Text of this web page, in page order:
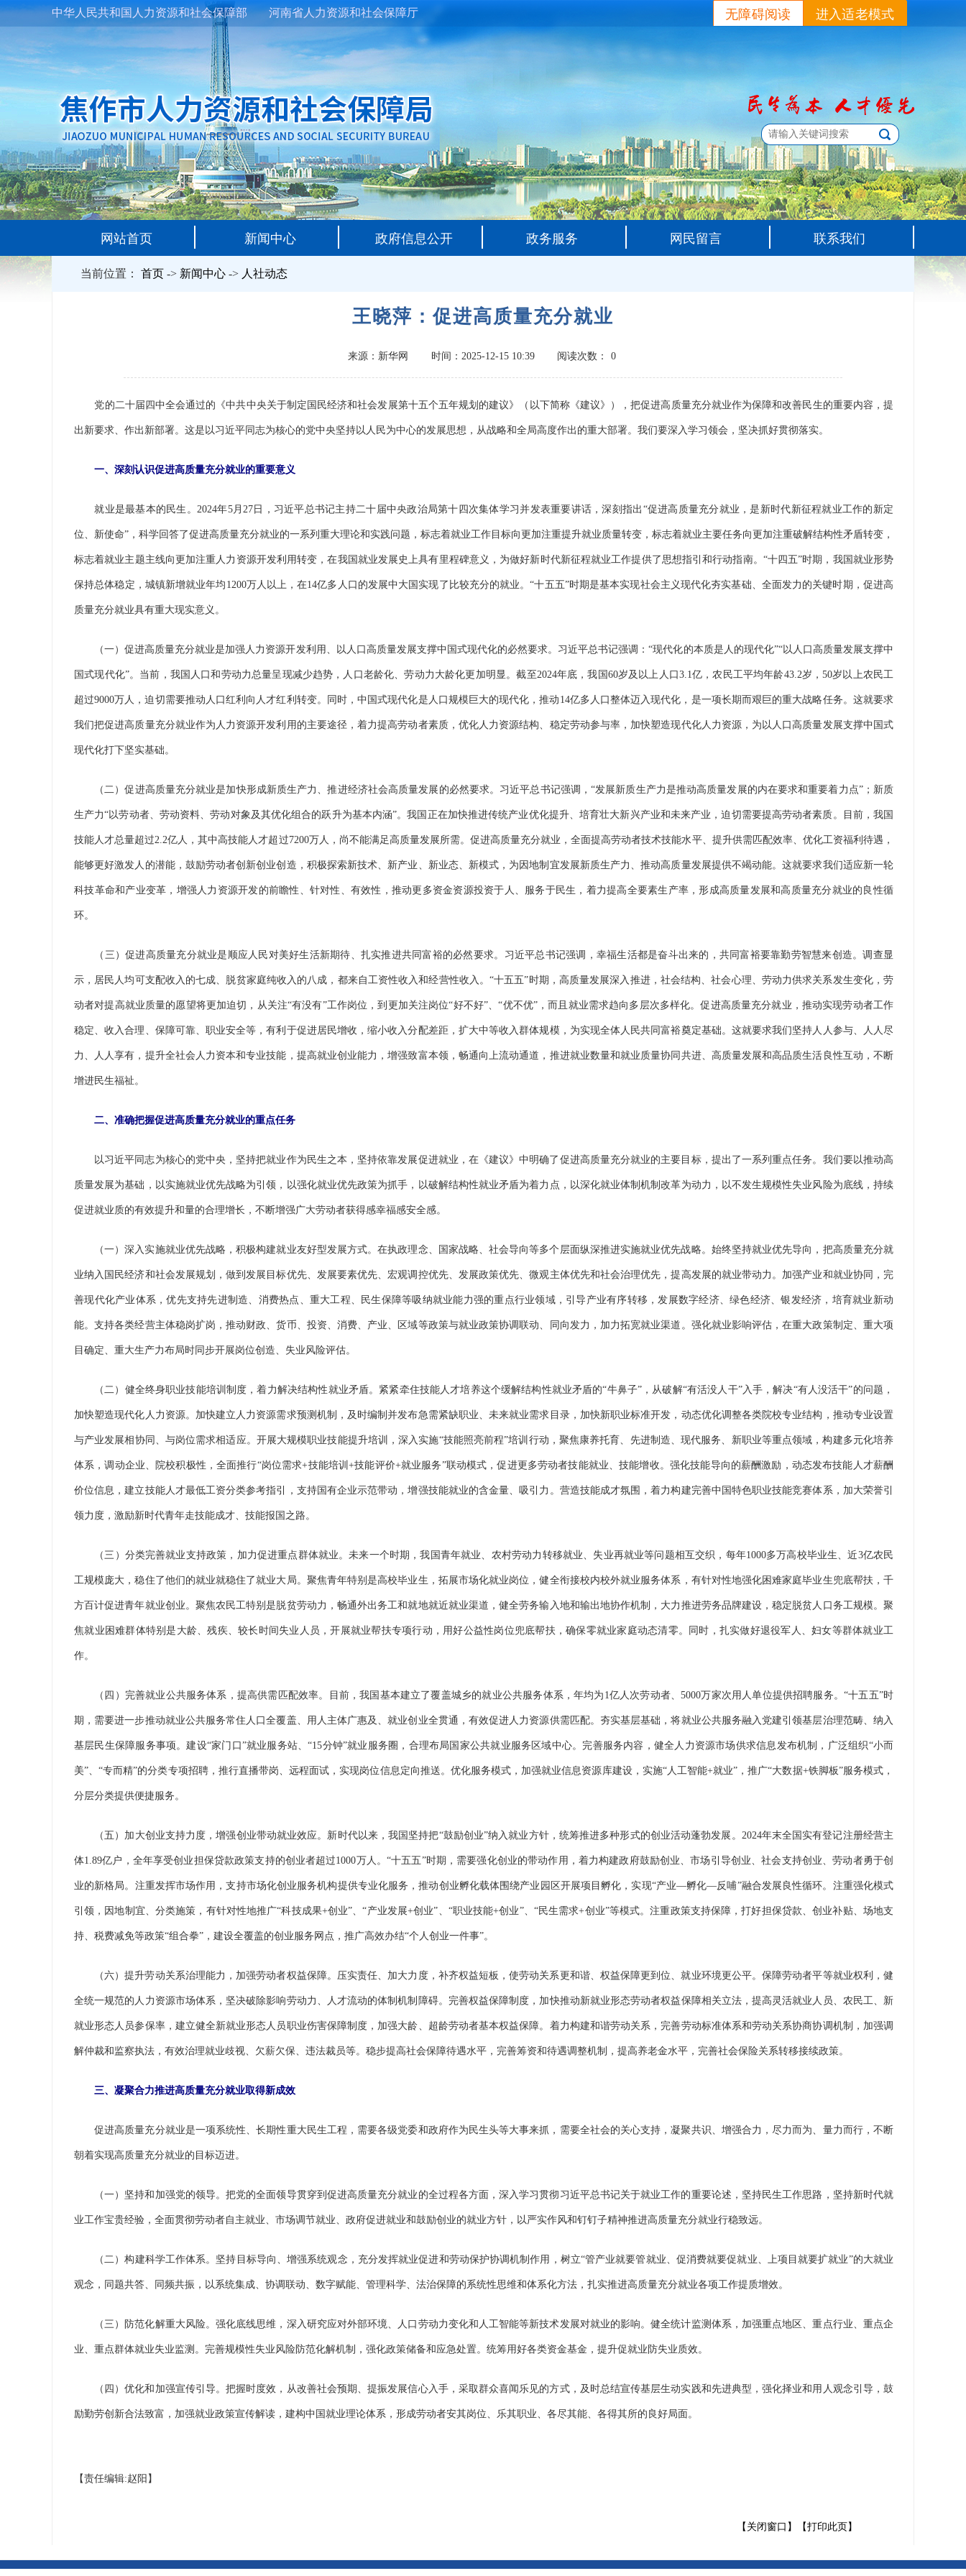
中华人民共和国人力资源和社会保障部 河南省人力资源和社会保障厅 无障碍阅读 进入适老模式
网站首页 新闻中心 政府信息公开 政务服务 网民留言 联系我们
当前位置： 首页 -> 新闻中心 -> 人社动态
王晓萍：促进高质量充分就业
来源：新华网 时间：2025-12-15 10:39 阅读次数： 0
党的二十届四中全会通过的《中共中央关于制定国民经济和社会发展第十五个五年规划的建议》（以下简称《建议》），把促进高质量充分就业作为保障和改善民生的重要内容，提
出新要求、作出新部署。这是以习近平同志为核心的党中央坚持以人民为中心的发展思想，从战略和全局高度作出的重大部署。我们要深入学习领会，坚决抓好贯彻落实。
一、深刻认识促进高质量充分就业的重要意义
就业是最基本的民生。2024年5月27日，习近平总书记主持二十届中央政治局第十四次集体学习并发表重要讲话，深刻指出“促进高质量充分就业，是新时代新征程就业工作的新定
位、新使命”，科学回答了促进高质量充分就业的一系列重大理论和实践问题，标志着就业工作目标向更加注重提升就业质量转变，标志着就业主要任务向更加注重破解结构性矛盾转变，
标志着就业主题主线向更加注重人力资源开发利用转变，在我国就业发展史上具有里程碑意义，为做好新时代新征程就业工作提供了思想指引和行动指南。“十四五”时期，我国就业形势
保持总体稳定，城镇新增就业年均1200万人以上，在14亿多人口的发展中大国实现了比较充分的就业。“十五五”时期是基本实现社会主义现代化夯实基础、全面发力的关键时期，促进高
质量充分就业具有重大现实意义。
（一）促进高质量充分就业是加强人力资源开发利用、以人口高质量发展支撑中国式现代化的必然要求。习近平总书记强调：“现代化的本质是人的现代化”“以人口高质量发展支撑中
国式现代化”。当前，我国人口和劳动力总量呈现减少趋势，人口老龄化、劳动力大龄化更加明显。截至2024年底，我国60岁及以上人口3.1亿，农民工平均年龄43.2岁，50岁以上农民工
超过9000万人，迫切需要推动人口红利向人才红利转变。同时，中国式现代化是人口规模巨大的现代化，推动14亿多人口整体迈入现代化，是一项长期而艰巨的重大战略任务。这就要求
我们把促进高质量充分就业作为人力资源开发利用的主要途径，着力提高劳动者素质，优化人力资源结构、稳定劳动参与率，加快塑造现代化人力资源，为以人口高质量发展支撑中国式
现代化打下坚实基础。
（二）促进高质量充分就业是加快形成新质生产力、推进经济社会高质量发展的必然要求。习近平总书记强调，“发展新质生产力是推动高质量发展的内在要求和重要着力点”；新质
生产力“以劳动者、劳动资料、劳动对象及其优化组合的跃升为基本内涵”。我国正在加快推进传统产业优化提升、培育壮大新兴产业和未来产业，迫切需要提高劳动者素质。目前，我国
技能人才总量超过2.2亿人，其中高技能人才超过7200万人，尚不能满足高质量发展所需。促进高质量充分就业，全面提高劳动者技术技能水平、提升供需匹配效率、优化工资福利待遇，
能够更好激发人的潜能，鼓励劳动者创新创业创造，积极探索新技术、新产业、新业态、新模式，为因地制宜发展新质生产力、推动高质量发展提供不竭动能。这就要求我们适应新一轮
科技革命和产业变革，增强人力资源开发的前瞻性、针对性、有效性，推动更多资金资源投资于人、服务于民生，着力提高全要素生产率，形成高质量发展和高质量充分就业的良性循
环。
（三）促进高质量充分就业是顺应人民对美好生活新期待、扎实推进共同富裕的必然要求。习近平总书记强调，幸福生活都是奋斗出来的，共同富裕要靠勤劳智慧来创造。调查显
示，居民人均可支配收入的七成、脱贫家庭纯收入的八成，都来自工资性收入和经营性收入。“十五五”时期，高质量发展深入推进，社会结构、社会心理、劳动力供求关系发生变化，劳
动者对提高就业质量的愿望将更加迫切，从关注“有没有”工作岗位，到更加关注岗位“好不好”、“优不优”，而且就业需求趋向多层次多样化。促进高质量充分就业，推动实现劳动者工作
稳定、收入合理、保障可靠、职业安全等，有利于促进居民增收，缩小收入分配差距，扩大中等收入群体规模，为实现全体人民共同富裕奠定基础。这就要求我们坚持人人参与、人人尽
力、人人享有，提升全社会人力资本和专业技能，提高就业创业能力，增强致富本领，畅通向上流动通道，推进就业数量和就业质量协同共进、高质量发展和高品质生活良性互动，不断
增进民生福祉。
二、准确把握促进高质量充分就业的重点任务
以习近平同志为核心的党中央，坚持把就业作为民生之本，坚持依靠发展促进就业，在《建议》中明确了促进高质量充分就业的主要目标，提出了一系列重点任务。我们要以推动高
质量发展为基础，以实施就业优先战略为引领，以强化就业优先政策为抓手，以破解结构性就业矛盾为着力点，以深化就业体制机制改革为动力，以不发生规模性失业风险为底线，持续
促进就业质的有效提升和量的合理增长，不断增强广大劳动者获得感幸福感安全感。
（一）深入实施就业优先战略，积极构建就业友好型发展方式。在执政理念、国家战略、社会导向等多个层面纵深推进实施就业优先战略。始终坚持就业优先导向，把高质量充分就
业纳入国民经济和社会发展规划，做到发展目标优先、发展要素优先、宏观调控优先、发展政策优先、微观主体优先和社会治理优先，提高发展的就业带动力。加强产业和就业协同，完
善现代化产业体系，优先支持先进制造、消费热点、重大工程、民生保障等吸纳就业能力强的重点行业领域，引导产业有序转移，发展数字经济、绿色经济、银发经济，培育就业新动
能。支持各类经营主体稳岗扩岗，推动财政、货币、投资、消费、产业、区域等政策与就业政策协调联动、同向发力，加力拓宽就业渠道。强化就业影响评估，在重大政策制定、重大项
目确定、重大生产力布局时同步开展岗位创造、失业风险评估。
（二）健全终身职业技能培训制度，着力解决结构性就业矛盾。紧紧牵住技能人才培养这个缓解结构性就业矛盾的“牛鼻子”，从破解“有活没人干”入手，解决“有人没活干”的问题，
加快塑造现代化人力资源。加快建立人力资源需求预测机制，及时编制并发布急需紧缺职业、未来就业需求目录，加快新职业标准开发，动态优化调整各类院校专业结构，推动专业设置
与产业发展相协同、与岗位需求相适应。开展大规模职业技能提升培训，深入实施“技能照亮前程”培训行动，聚焦康养托育、先进制造、现代服务、新职业等重点领域，构建多元化培养
体系，调动企业、院校积极性，全面推行“岗位需求+技能培训+技能评价+就业服务”联动模式，促进更多劳动者技能就业、技能增收。强化技能导向的薪酬激励，动态发布技能人才薪酬
价位信息，建立技能人才最低工资分类参考指引，支持国有企业示范带动，增强技能就业的含金量、吸引力。营造技能成才氛围，着力构建完善中国特色职业技能竞赛体系，加大荣誉引
领力度，激励新时代青年走技能成才、技能报国之路。
（三）分类完善就业支持政策，加力促进重点群体就业。未来一个时期，我国青年就业、农村劳动力转移就业、失业再就业等问题相互交织，每年1000多万高校毕业生、近3亿农民
工规模庞大，稳住了他们的就业就稳住了就业大局。聚焦青年特别是高校毕业生，拓展市场化就业岗位，健全衔接校内校外就业服务体系，有针对性地强化困难家庭毕业生兜底帮扶，千
方百计促进青年就业创业。聚焦农民工特别是脱贫劳动力，畅通外出务工和就地就近就业渠道，健全劳务输入地和输出地协作机制，大力推进劳务品牌建设，稳定脱贫人口务工规模。聚
焦就业困难群体特别是大龄、残疾、较长时间失业人员，开展就业帮扶专项行动，用好公益性岗位兜底帮扶，确保零就业家庭动态清零。同时，扎实做好退役军人、妇女等群体就业工
作。
（四）完善就业公共服务体系，提高供需匹配效率。目前，我国基本建立了覆盖城乡的就业公共服务体系，年均为1亿人次劳动者、5000万家次用人单位提供招聘服务。“十五五”时
期，需要进一步推动就业公共服务常住人口全覆盖、用人主体广惠及、就业创业全贯通，有效促进人力资源供需匹配。夯实基层基础，将就业公共服务融入党建引领基层治理范畴、纳入
基层民生保障服务事项。建设“家门口”就业服务站、“15分钟”就业服务圈，合理布局国家公共就业服务区域中心。完善服务内容，健全人力资源市场供求信息发布机制，广泛组织“小而
美”、“专而精”的分类专项招聘，推行直播带岗、远程面试，实现岗位信息定向推送。优化服务模式，加强就业信息资源库建设，实施“人工智能+就业”，推广“大数据+铁脚板”服务模式，
分层分类提供便捷服务。
（五）加大创业支持力度，增强创业带动就业效应。新时代以来，我国坚持把“鼓励创业”纳入就业方针，统筹推进多种形式的创业活动蓬勃发展。2024年末全国实有登记注册经营主
体1.89亿户，全年享受创业担保贷款政策支持的创业者超过1000万人。“十五五”时期，需要强化创业的带动作用，着力构建政府鼓励创业、市场引导创业、社会支持创业、劳动者勇于创
业的新格局。注重发挥市场作用，支持市场化创业服务机构提供专业化服务，推动创业孵化载体围绕产业园区开展项目孵化，实现“产业—孵化—反哺”融合发展良性循环。注重强化模式
引领，因地制宜、分类施策，有针对性地推广“科技成果+创业”、“产业发展+创业”、“职业技能+创业”、“民生需求+创业”等模式。注重政策支持保障，打好担保贷款、创业补贴、场地支
持、税费减免等政策“组合拳”，建设全覆盖的创业服务网点，推广高效办结“个人创业一件事”。
（六）提升劳动关系治理能力，加强劳动者权益保障。压实责任、加大力度，补齐权益短板，使劳动关系更和谐、权益保障更到位、就业环境更公平。保障劳动者平等就业权利，健
全统一规范的人力资源市场体系，坚决破除影响劳动力、人才流动的体制机制障碍。完善权益保障制度，加快推动新就业形态劳动者权益保障相关立法，提高灵活就业人员、农民工、新
就业形态人员参保率，建立健全新就业形态人员职业伤害保障制度，加强大龄、超龄劳动者基本权益保障。着力构建和谐劳动关系，完善劳动标准体系和劳动关系协商协调机制，加强调
解仲裁和监察执法，有效治理就业歧视、欠薪欠保、违法裁员等。稳步提高社会保障待遇水平，完善筹资和待遇调整机制，提高养老金水平，完善社会保险关系转移接续政策。
三、凝聚合力推进高质量充分就业取得新成效
促进高质量充分就业是一项系统性、长期性重大民生工程，需要各级党委和政府作为民生头等大事来抓，需要全社会的关心支持，凝聚共识、增强合力，尽力而为、量力而行，不断
朝着实现高质量充分就业的目标迈进。
（一）坚持和加强党的领导。把党的全面领导贯穿到促进高质量充分就业的全过程各方面，深入学习贯彻习近平总书记关于就业工作的重要论述，坚持民生工作思路，坚持新时代就
业工作宝贵经验，全面贯彻劳动者自主就业、市场调节就业、政府促进就业和鼓励创业的就业方针，以严实作风和钉钉子精神推进高质量充分就业行稳致远。
（二）构建科学工作体系。坚持目标导向、增强系统观念，充分发挥就业促进和劳动保护协调机制作用，树立“管产业就要管就业、促消费就要促就业、上项目就要扩就业”的大就业
观念，同题共答、同频共振，以系统集成、协调联动、数字赋能、管理科学、法治保障的系统性思维和体系化方法，扎实推进高质量充分就业各项工作提质增效。
（三）防范化解重大风险。强化底线思维，深入研究应对外部环境、人口劳动力变化和人工智能等新技术发展对就业的影响。健全统计监测体系，加强重点地区、重点行业、重点企
业、重点群体就业失业监测。完善规模性失业风险防范化解机制，强化政策储备和应急处置。统筹用好各类资金基金，提升促就业防失业质效。
（四）优化和加强宣传引导。把握时度效，从改善社会预期、提振发展信心入手，采取群众喜闻乐见的方式，及时总结宣传基层生动实践和先进典型，强化择业和用人观念引导，鼓
励勤劳创新合法致富，加强就业政策宣传解读，建构中国就业理论体系，形成劳动者安其岗位、乐其职业、各尽其能、各得其所的良好局面。
【责任编辑:赵阳】
【打印此页】
【关闭窗口】